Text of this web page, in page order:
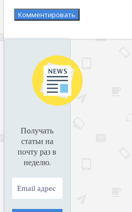
Получать
статьи на
почту раз в
неделю.